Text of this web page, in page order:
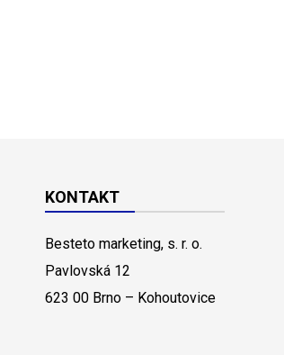
KONTAKT
Besteto marketing, s. r. o.
Pavlovská 12
623 00 Brno – Kohoutovice